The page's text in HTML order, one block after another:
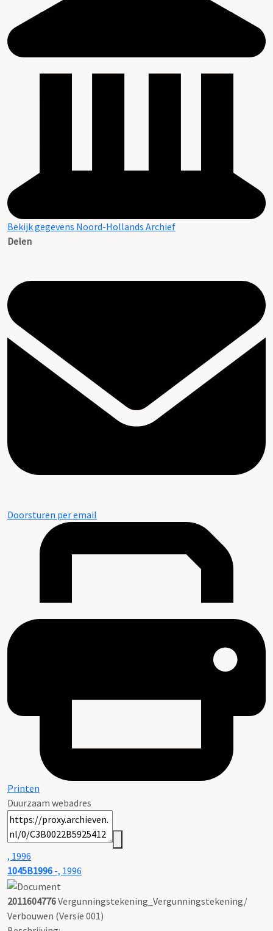
Bekijk gegevens Noord-Hollands Archief
Delen
Doorsturen per email
Printen
Duurzaam webadres
, 1996
1045B1996 -, 1996
2011604776Vergunningstekening_Vergunningstekening/
Verbouwen (Versie 001)